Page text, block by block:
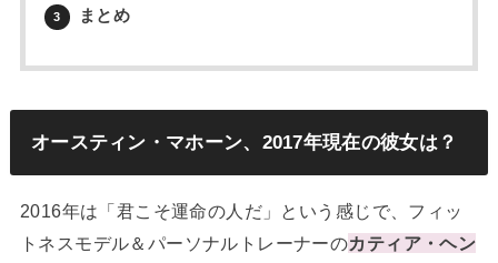
3 まとめ
オースティン・マホーン、2017年現在の彼女は？
2016年は「君こそ運命の人だ」という感じで、フィッ
トネスモデル＆パーソナルトレーナーのカティア・ヘン